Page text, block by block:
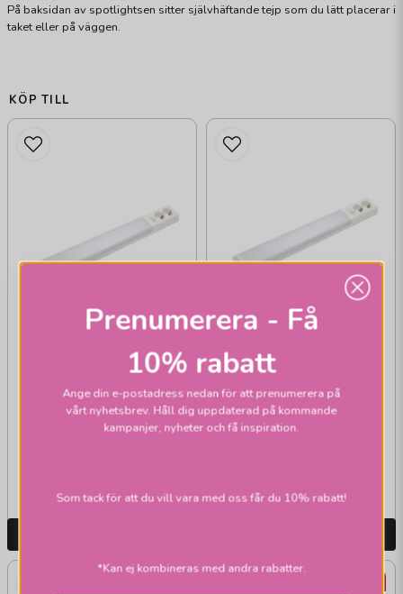
På baksidan av spotlightsen sitter självhäftande tejp som du lätt placerar i
taket eller på väggen.
KÖP TILL
AIRAM
Handy bänkbelysning
LED 45
Skickas inom 1-2 vardagar
Handy bänkbelysning
LED 75
Skickas inom 1-2 vardagar
Prenumerera - Få
10% rabatt
Ange din e-postadress nedan för att prenumerera på
vårt nyhetsbrev. Håll dig uppdaterad på kommande
kampanjer, nyheter och få inspiration.
Som tack för att du vill vara med oss får du 10% rabatt!
*Kan ej kombineras med andra rabatter.